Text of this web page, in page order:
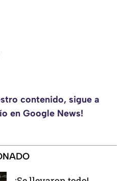
contenido, sigue a
en Google News!